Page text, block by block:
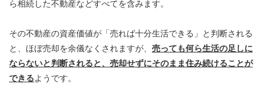
ら相続した不動産などすべてを含みます。
その不動産の資産価値が「売れば十分生活できる」と判断される
と、ほぼ売却を余儀なくされますが、 売っても何ら生活の足しに
ならないと判断されると、売却せずにそのまま住み続けることが
できるようです。